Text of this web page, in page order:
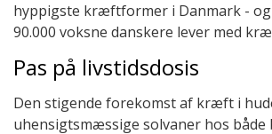
hyppigste kræftformer i Danmark -
90.000 voksne danskere lever med
Pas på livstidsdosis
Den stigende forekomst af kræft i
uhensigtsmæssige solvaner hos både